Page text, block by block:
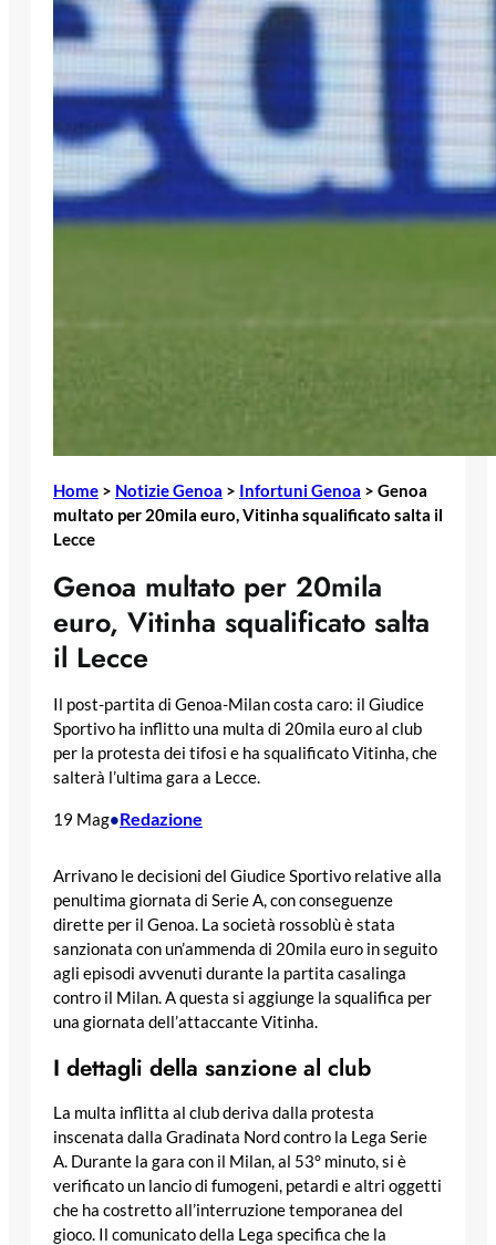
Home > Notizie Genoa > Infortuni Genoa > Genoa
multato per 20mila euro, Vitinha squalificato salta il
Lecce
Genoa multato per 20mila
euro, Vitinha squalificato salta
il Lecce
Il post-partita di Genoa-Milan costa caro: il Giudice
Sportivo ha inflitto una multa di 20mila euro al club
per la protesta dei tifosi e ha squalificato Vitinha, che
salterà l’ultima gara a Lecce.
19 Mag•Redazione
Arrivano le decisioni del Giudice Sportivo relative alla
penultima giornata di Serie A, con conseguenze
dirette per il Genoa. La società rossoblù è stata
sanzionata con un’ammenda di 20mila euro in seguito
agli episodi avvenuti durante la partita casalinga
contro il Milan. A questa si aggiunge la squalifica per
una giornata dell’attaccante Vitinha.
I dettagli della sanzione al club
La multa inflitta al club deriva dalla protesta
inscenata dalla Gradinata Nord contro la Lega Serie
A. Durante la gara con il Milan, al 53° minuto, si è
verificato un lancio di fumogeni, petardi e altri oggetti
che ha costretto all’interruzione temporanea del
gioco. Il comunicato della Lega specifica che la